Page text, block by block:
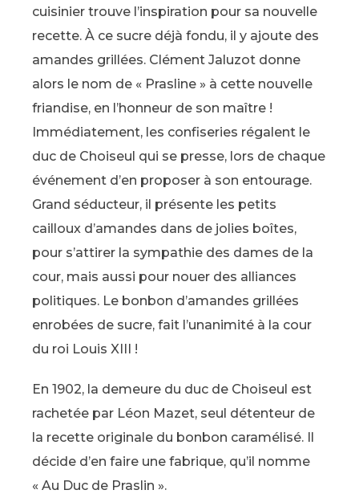
cuisinier trouve l’inspiration pour sa nouvelle
recette. À ce sucre déjà fondu, il y ajoute des
amandes grillées. Clément Jaluzot donne
alors le nom de « Prasline » à cette nouvelle
friandise, en l’honneur de son maître !
Immédiatement, les confiseries régalent le
duc de Choiseul qui se presse, lors de chaque
événement d’en proposer à son entourage.
Grand séducteur, il présente les petits
cailloux d’amandes dans de jolies boîtes,
pour s’attirer la sympathie des dames de la
cour, mais aussi pour nouer des alliances
politiques. Le bonbon d’amandes grillées
enrobées de sucre, fait l’unanimité à la cour
du roi Louis XIII !
En 1902, la demeure du duc de Choiseul est
rachetée par Léon Mazet, seul détenteur de
la recette originale du bonbon caramélisé. Il
décide d’en faire une fabrique, qu’il nomme
« Au Duc de Praslin ».